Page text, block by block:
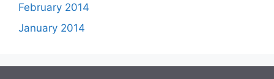
February 2014
January 2014